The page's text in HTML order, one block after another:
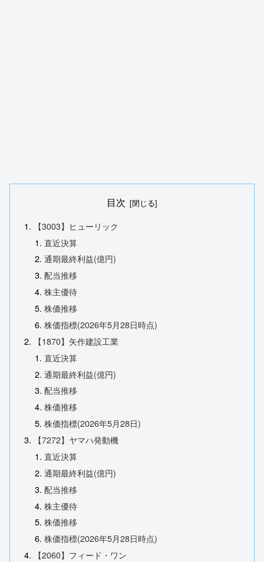
目次
【3003】ヒューリック
直近決算
通期最終利益(億円)
配当推移
株主優待
株価推移
株価指標(2026年5月28日時点)
【1870】矢作建設工業
直近決算
通期最終利益(億円)
配当推移
株価推移
株価指標(2026年5月28日)
【7272】ヤマハ発動機
直近決算
通期最終利益(億円)
配当推移
株主優待
株価推移
株価指標(2026年5月28日時点)
【2060】フィード・ワン